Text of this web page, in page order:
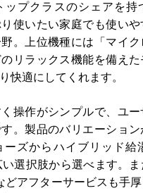
ップクラスのシェアを持
使いたい家庭でも使いや
。上位機種には「マイ
リラックス機能を備え
快適にしてくれます。
操作がシンプルで、ユ
。製品のバリエーション
ーズからハイブリッド給
選択肢から選べます。
どアフターサービスも手